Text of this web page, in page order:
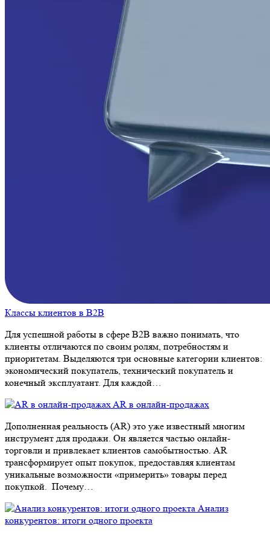
Классы клиентов в B2B
Для успешной работы в сфере B2B важно понимать, что
клиенты отличаются по своим ролям, потребностям и
приоритетам. Выделяются три основные категории клиентов:
экономический покупатель, технический покупатель и
конечный эксплуатант. Для каждой…
AR в онлайн-продажах
Дополненная реальность (AR) это уже известный многим
инструмент для продажи. Он является частью онлайн-
торговли и привлекает клиентов самобытностью. AR
трансформирует опыт покупок, предоставляя клиентам
уникальные возможности «примерить» товары перед
покупкой. Почему…
Анализ
конкурентов: итоги одного проекта